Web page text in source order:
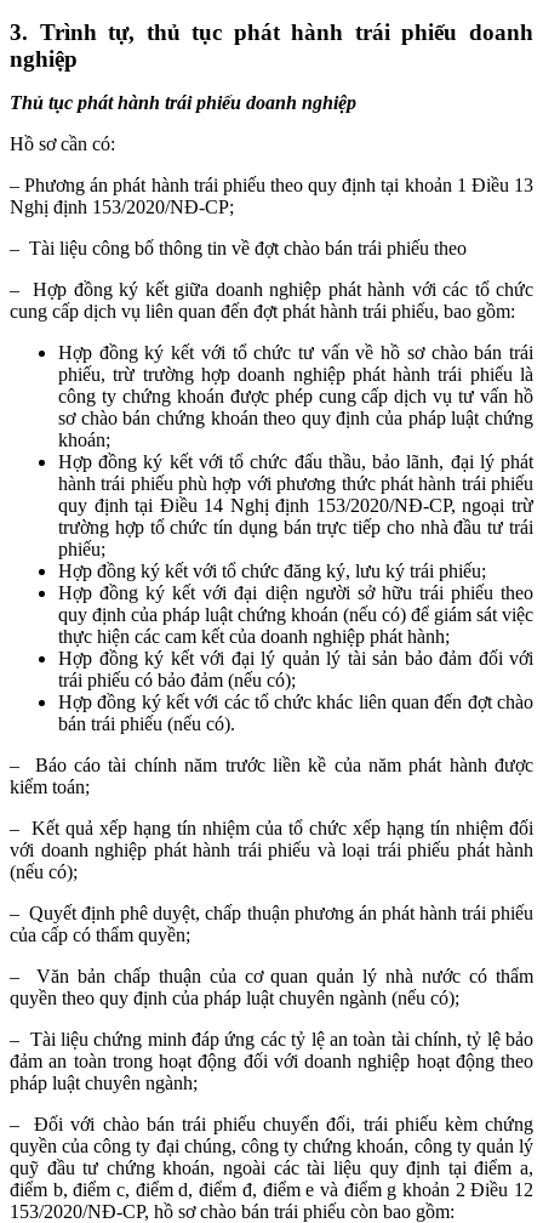
3. Trình tự, thủ tục phát hành trái phiếu doanh
nghiệp
Thủ tục phát hành trái phiếu doanh nghiệp
Hồ sơ cần có:
– Phương án phát hành trái phiếu theo quy định tại khoản 1 Điều 13
Nghị định 153/2020/NĐ-CP;
– Tài liệu công bố thông tin về đợt chào bán trái phiếu theo
– Hợp đồng ký kết giữa doanh nghiệp phát hành với các tổ chức
cung cấp dịch vụ liên quan đến đợt phát hành trái phiếu, bao gồm:
Hợp đồng ký kết với tổ chức tư vấn về hồ sơ chào bán trái
phiếu, trừ trường hợp doanh nghiệp phát hành trái phiếu là
công ty chứng khoán được phép cung cấp dịch vụ tư vấn hồ
sơ chào bán chứng khoán theo quy định của pháp luật chứng
khoán;
Hợp đồng ký kết với tổ chức đấu thầu, bảo lãnh, đại lý phát
hành trái phiếu phù hợp với phương thức phát hành trái phiếu
quy định tại Điều 14 Nghị định 153/2020/NĐ-CP, ngoại trừ
trường hợp tổ chức tín dụng bán trực tiếp cho nhà đầu tư trái
phiếu;
Hợp đồng ký kết với tổ chức đăng ký, lưu ký trái phiếu;
Hợp đồng ký kết với đại diện người sở hữu trái phiếu theo
quy định của pháp luật chứng khoán (nếu có) để giám sát việc
thực hiện các cam kết của doanh nghiệp phát hành;
Hợp đồng ký kết với đại lý quản lý tài sản bảo đảm đối với
trái phiếu có bảo đảm (nếu có);
Hợp đồng ký kết với các tổ chức khác liên quan đến đợt chào
bán trái phiếu (nếu có).
– Báo cáo tài chính năm trước liền kề của năm phát hành được
kiểm toán;
– Kết quả xếp hạng tín nhiệm của tổ chức xếp hạng tín nhiệm đối
với doanh nghiệp phát hành trái phiếu và loại trái phiếu phát hành
(nếu có);
– Quyết định phê duyệt, chấp thuận phương án phát hành trái phiếu
của cấp có thẩm quyền;
– Văn bản chấp thuận của cơ quan quản lý nhà nước có thẩm
quyền theo quy định của pháp luật chuyên ngành (nếu có);
– Tài liệu chứng minh đáp ứng các tỷ lệ an toàn tài chính, tỷ lệ bảo
đảm an toàn trong hoạt động đối với doanh nghiệp hoạt động theo
pháp luật chuyên ngành;
– Đối với chào bán trái phiếu chuyển đổi, trái phiếu kèm chứng
quyền của công ty đại chúng, công ty chứng khoán, công ty quản lý
quỹ đầu tư chứng khoán, ngoài các tài liệu quy định tại điểm a,
điểm b, điểm c, điểm d, điểm đ, điểm e và điểm g khoản 2 Điều 12
153/2020/NĐ-CP, hồ sơ chào bán trái phiếu còn bao gồm: